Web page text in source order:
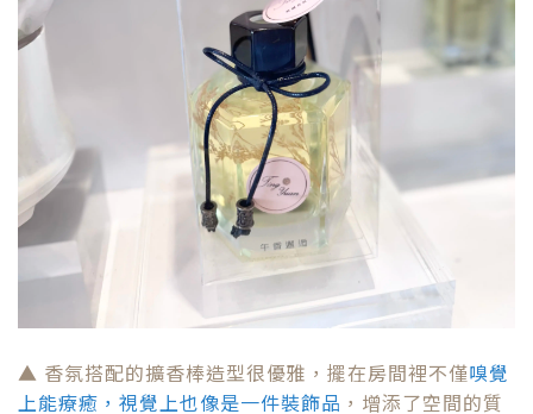
▲ 香氛搭配的擴香棒造型很優雅，擺在房間裡不僅嗅覺
上能療癒，視覺上也像是一件裝飾品 ，增添了空間的質
感！